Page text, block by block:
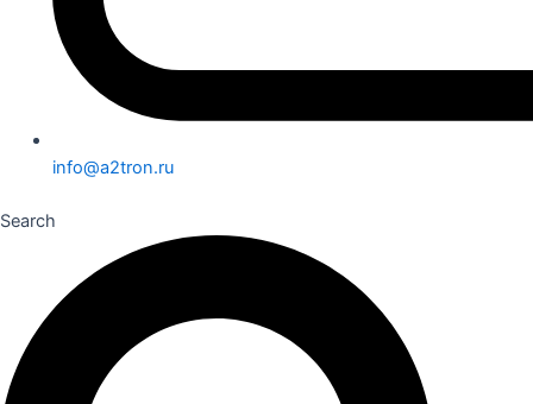
info@a2tron.ru
Search